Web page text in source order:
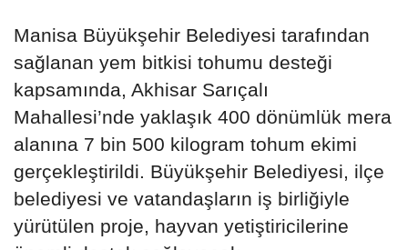
Manisa Büyükşehir Belediyesi tarafından
sağlanan yem bitkisi tohumu desteği
kapsamında, Akhisar Sarıçalı
Mahallesi’nde yaklaşık 400 dönümlük mera
alanına 7 bin 500 kilogram tohum ekimi
gerçekleştirildi. Büyükşehir Belediyesi, ilçe
belediyesi ve vatandaşların iş birliğiyle
yürütülen proje, hayvan yetiştiricilerine